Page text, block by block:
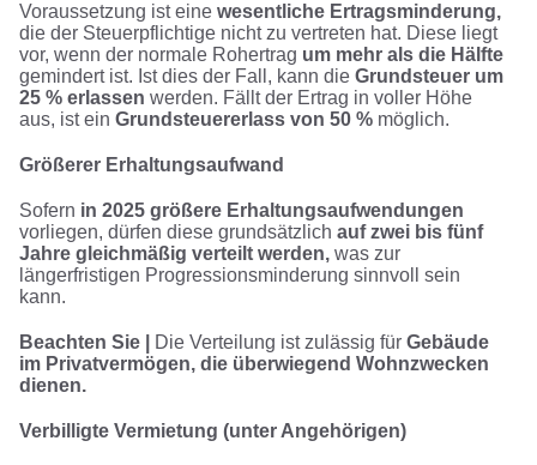
Voraussetzung ist eine wesentliche Ertragsminderung,
die der Steuerpflichtige nicht zu vertreten hat. Diese liegt
vor, wenn der normale Rohertrag um mehr als die Hälfte
gemindert ist. Ist dies der Fall, kann die Grundsteuer um
25 % erlassen werden. Fällt der Ertrag in voller Höhe
aus, ist ein Grundsteuererlass von 50 % möglich.
Größerer Erhaltungsaufwand
Sofern in 2025 größere Erhaltungsaufwendungen
vorliegen, dürfen diese grundsätzlich auf zwei bis fünf
Jahre gleichmäßig verteilt werden,was zur
längerfristigen Progressionsminderung sinnvoll sein
kann.
Beachten Sie | Die Verteilung ist zulässig für Gebäude
im Privatvermögen, die überwiegend Wohnzwecken
dienen.
Verbilligte Vermietung (unter Angehörigen)